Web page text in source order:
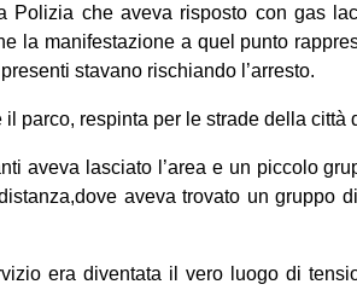
Polizia che aveva risposto con gas
la manifestazione a quel punto
stavano rischiando l’arresto.
parco, respinta per le strade della città
aveva lasciato l’area e un piccolo
aveva trovato un gruppo
era diventata il vero luogo di